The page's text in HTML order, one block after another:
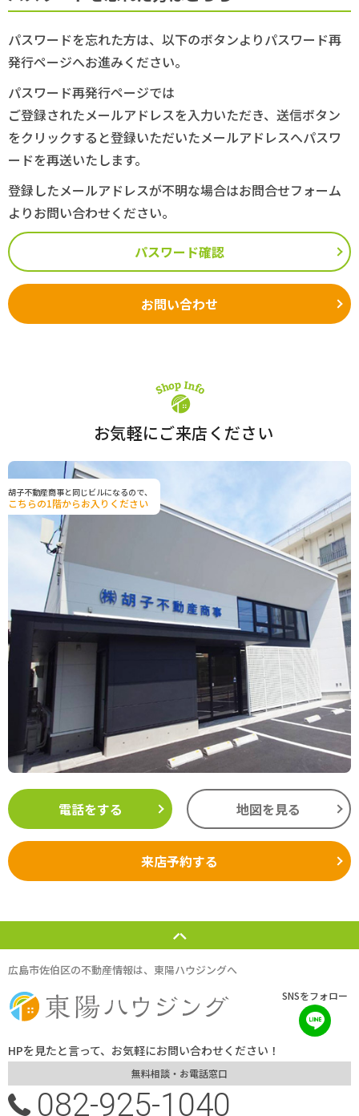
パスワードを忘れた方は、以下のボタンよりパスワード再
発行ページへお進みください。
パスワード再発行ページでは
ご登録されたメールアドレスを入力いただき、送信ボタン
をクリックすると登録いただいたメールアドレスへパスワ
ードを再送いたします。
登録したメールアドレスが不明な場合はお問合せフォーム
よりお問い合わせください。
パスワード確認
お問い合わせ
お気軽にご来店ください
胡子不動産商事と同じビルになるので、
こちらの1階からお入りください
電話をする 地図を見る
来店予約する
広島市佐伯区の不動産情報は、東陽ハウジングへ
SNSをフォロー
HPを見たと言って、お気軽にお問い合わせください！
無料相談・お電話窓口
082-925-1040